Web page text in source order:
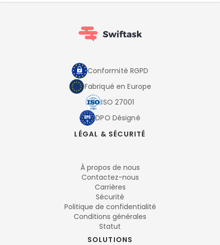
Conformité RGPD
Fabriqué en Europe
ISO 27001
DPO Désigné
LÉGAL & SÉCURITÉ
À propos de nous
Contactez-nous
Carrières
Sécurité
Politique de confidentialité
Conditions générales
Statut
SOLUTIONS